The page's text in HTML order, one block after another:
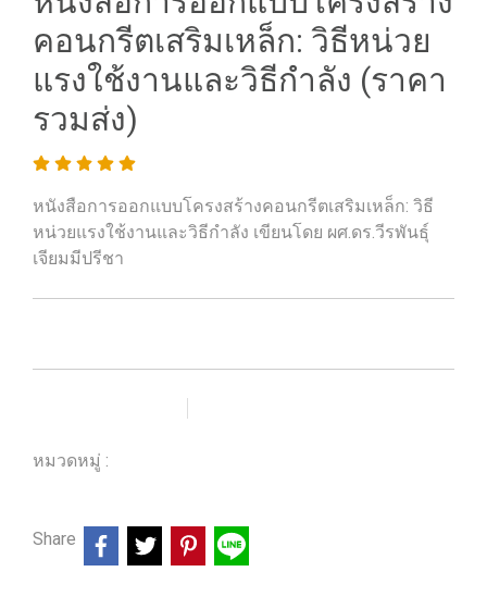
คอนกรีตเสริมเหล็ก: วิธีหน่วย
แรงใช้งานและวิธีกำลัง (ราคา
รวมส่ง)
หนังสือการออกแบบโครงสร้างคอนกรีตเสริมเหล็ก: วิธี
หน่วยแรงใช้งานและวิธีกำลัง เขียนโดย ผศ.ดร.วีรพันธุ์
เจียมมีปรีชา
หมวดหมู่ :
Share